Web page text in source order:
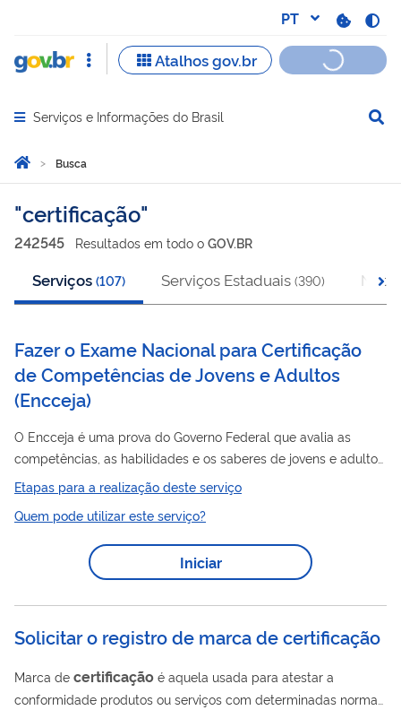
Abrir menu principal de navegação
Serviços e Informações do Brasil
Você está aqui:
Página Inicial
Busca
Busca
certificação
242545 Resultados em todo o GOV.BR
Serviços (107) Serviços Estaduais (390)
Fazer o Exame Nacional para Certificação
de Competências de Jovens e Adultos
(Encceja)
O Encceja é uma prova do Governo Federal que avalia as
competências, as habilidades e os saberes de jovens e adultos
que não concluíram o ensino fundamental ou o ensino médio
na idade adequada. Para quem parou de estudar, o Encceja
serve para: obter o certificado de conclusão do ensino
fundamental; obter o certificado de conclusão do ensino
avaliadas e na...
Etapas para a realização deste serviço
Quem pode utilizar este serviço?
Iniciar
Solicitar o registro de marca de certificação
Marca de certificação é aquela usada para atestar a
conformidade produtos ou serviços com determinadas normas,